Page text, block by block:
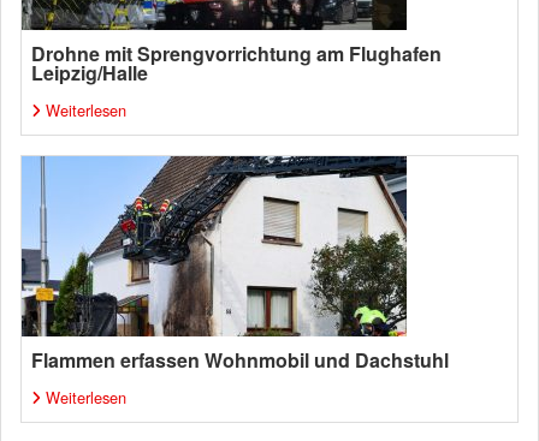
Drohne mit Sprengvorrichtung am Flughafen
Leipzig/Halle
Weiterlesen
Flammen erfassen Wohnmobil und Dachstuhl
Weiterlesen